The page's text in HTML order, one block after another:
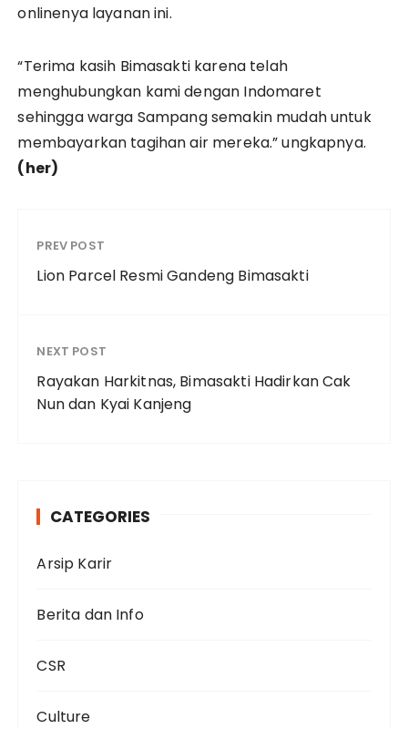
onlinenya layanan ini.
“Terima kasih Bimasakti karena telah
menghubungkan kami dengan Indomaret
sehingga warga Sampang semakin mudah untuk
membayarkan tagihan air mereka.” ungkapnya.
(her)
PREV POST
Lion Parcel Resmi Gandeng Bimasakti
NEXT POST
Rayakan Harkitnas, Bimasakti Hadirkan Cak
Nun dan Kyai Kanjeng
CATEGORIES
Arsip Karir
Berita dan Info
CSR
Culture